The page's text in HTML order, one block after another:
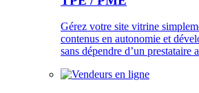
Gérez votre site vitrine
contenus en autonomie et
sans dépendre d’un prestataire